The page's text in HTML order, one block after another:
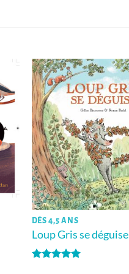
DÈS 4,5 ANS
Loup Gris se déguise